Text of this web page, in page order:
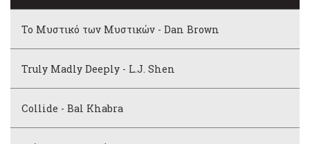
Το Μυστικό των Μυστικών - Dan Brown
Truly Madly Deeply - L.J. Shen
Collide - Bal Khabra